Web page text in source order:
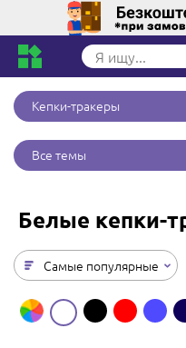
Кепки-тракеры
Все темы
Белые кепки-
Самые популярные